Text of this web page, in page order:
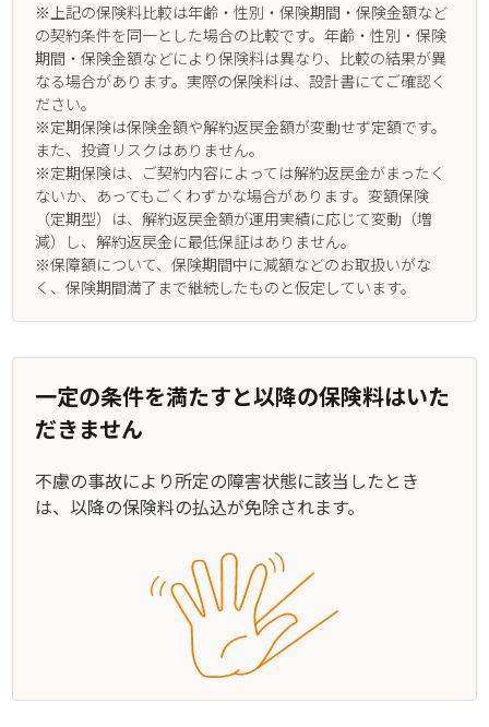
※上記の保険料比較は年齢・性別・保険期間・保険金額など
の契約条件を同一とした場合の比較です。年齢・性別・保険
期間・保険金額などにより保険料は異なり、比較の結果が異
なる場合があります。実際の保険料は、設計書にてご確認く
ださい。
※定期保険は保険金額や解約返戻金額が変動せず定額です。
また、投資リスクはありません。
※定期保険は、ご契約内容によっては解約返戻⾦がまったく
ないか、あってもごくわずかな場合があります。変額保険
（定期型）は、解約返戻金額が運用実績に応じて変動（増
減）し、解約返戻金に最低保証はありません。
※保障額について、保険期間中に減額などのお取扱いがな
く、保険期間満了まで継続したものと仮定しています。
一定の条件を満たすと以降の保険料はいた
だきません
不慮の事故により所定の障害状態に該当したとき
は、以降の保険料の払込が免除されます。